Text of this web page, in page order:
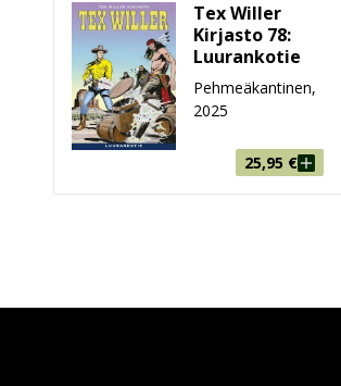
Tex Willer
Kirjasto 78:
Luurankotie
Pehmeäkantinen,
2025
25,95 €